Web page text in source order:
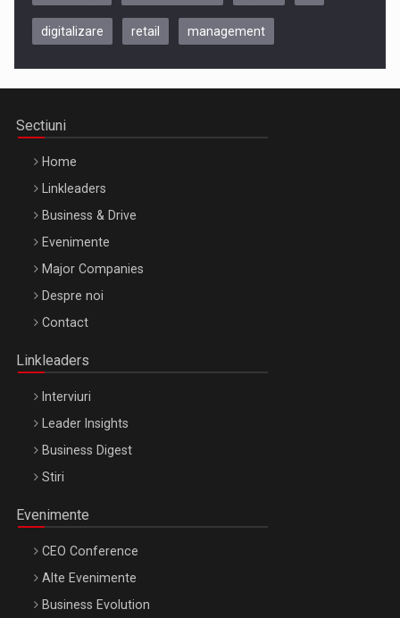
Be Inspired. Make it Happen!, CLUJ, 9 Decembrie
Be Inspired. Make it Happen!, ARTEMIS LETO, ORADEA, 8
Octombrie
digitalizare retail management
Sectiuni
Home
Linkleaders
Business & Drive
Evenimente
Major Companies
Despre noi
Contact
Linkleaders
Interviuri
Leader Insights
Business Digest
Stiri
Evenimente
CEO Conference
Alte Evenimente
Business Evolution